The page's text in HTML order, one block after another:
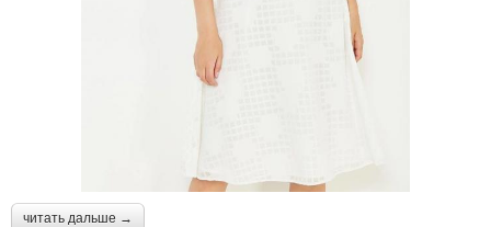
читать дальше →